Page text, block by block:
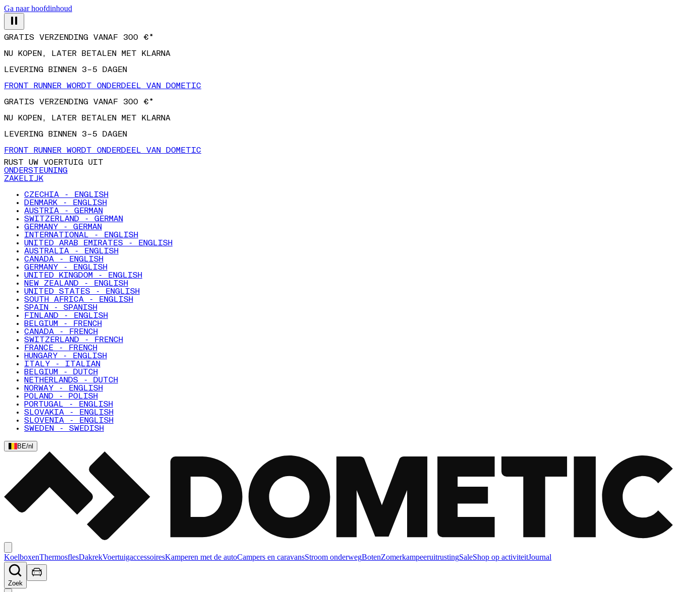
Ga naar hoofdinhoud
GRATIS VERZENDING VANAF 300 €*
NU KOPEN, LATER BETALEN MET KLARNA
LEVERING BINNEN 3–5 DAGEN
FRONT RUNNER WORDT ONDERDEEL VAN DOMETIC
GRATIS VERZENDING VANAF 300 €*
NU KOPEN, LATER BETALEN MET KLARNA
LEVERING BINNEN 3–5 DAGEN
FRONT RUNNER WORDT ONDERDEEL VAN DOMETIC
RUST UW VOERTUIG UIT
ONDERSTEUNING
ZAKELIJK
CZECHIA - ENGLISH
DENMARK - ENGLISH
AUSTRIA - GERMAN
SWITZERLAND - GERMAN
GERMANY - GERMAN
INTERNATIONAL - ENGLISH
UNITED ARAB EMIRATES - ENGLISH
AUSTRALIA - ENGLISH
CANADA - ENGLISH
GERMANY - ENGLISH
UNITED KINGDOM - ENGLISH
NEW ZEALAND - ENGLISH
UNITED STATES - ENGLISH
SOUTH AFRICA - ENGLISH
SPAIN - SPANISH
FINLAND - ENGLISH
BELGIUM - FRENCH
CANADA - FRENCH
SWITZERLAND - FRENCH
FRANCE - FRENCH
HUNGARY - ENGLISH
ITALY - ITALIAN
BELGIUM - DUTCH
NETHERLANDS - DUTCH
NORWAY - ENGLISH
POLAND - POLISH
PORTUGAL - ENGLISH
SLOVAKIA - ENGLISH
SLOVENIA - ENGLISH
SWEDEN - SWEDISH
BE/nl
KoelboxenThermosflesDakrekVoertuigaccessoiresKamperen met de autoCampers en caravansStroom onderwegBotenZomerkampeeruitrustingSaleShop op activiteitJournal
Zoek